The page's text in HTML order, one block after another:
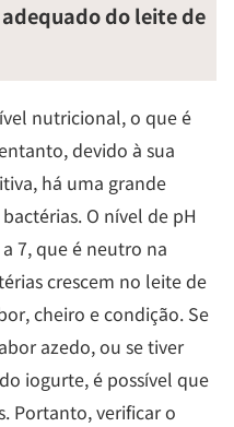
do leite de
nutricional, o que é
devido à sua
há uma grande
O nível de pH
7, que é neutro na
crescem no leite de
cheiro e condição. Se
azedo, ou se tiver
iogurte, é possível que
Portanto, verificar o